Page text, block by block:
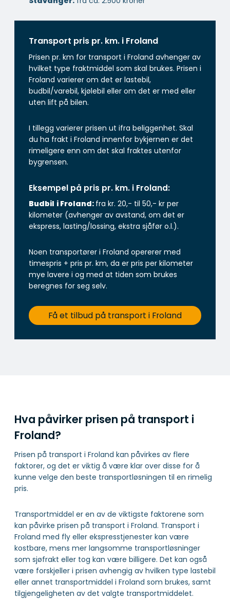
Transport pris pr. km. i Froland
Prisen pr. km for transport i Froland avhenger av
hvilket type fraktmiddel som skal brukes. Prisen i
Froland varierer om det er lastebil,
budbil/varebil, kjølebil eller om det er med eller
uten lift på bilen.
I tillegg varierer prisen ut ifra beliggenhet. Skal
du ha frakt i Froland innenfor bykjernen er det
rimeligere enn om det skal fraktes utenfor
bygrensen.
Eksempel på pris pr. km. i Froland:
Budbil i Froland: fra kr. 20,- til 50,- kr per
kilometer (avhenger av avstand, om det er
ekspress, lasting/lossing, ekstra sjåfør o.l.).
Noen transportører i Froland opererer med
timespris + pris pr. km, da er pris per kilometer
mye lavere i og med at tiden som brukes
beregnes for seg selv.
Få et tilbud på transport i Froland
Hva påvirker prisen på transport i
Froland?
Prisen på transport i Froland kan påvirkes av flere
faktorer, og det er viktig å være klar over disse for å
kunne velge den beste transportløsningen til en rimelig
pris.
Transportmiddel er en av de viktigste faktorene som
kan påvirke prisen på transport i Froland. Transport i
Froland med fly eller ekspresstjenester kan være
kostbare, mens mer langsomme transportløsninger
som sjøfrakt eller tog kan være billigere. Det kan også
være forskjeller i prisen avhengig av hvilken type lastebil
eller annet transportmiddel i Froland som brukes, samt
tilgjengeligheten av det valgte transportmiddelet.